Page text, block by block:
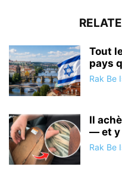
Tout
pays
Rak Be
Il
— et y
Rak Be